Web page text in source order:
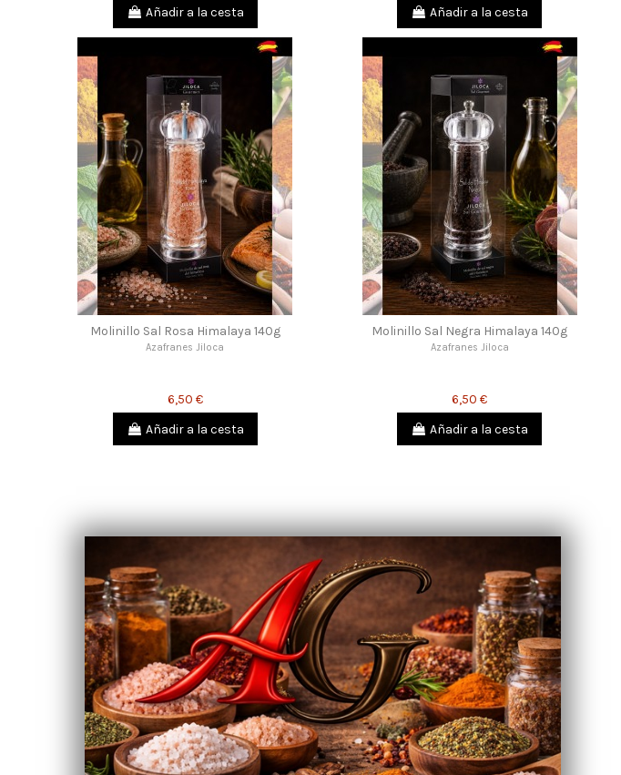
Añadir a la cesta
Añadir a la cesta
Molinillo Sal Rosa Himalaya 140g
Azafranes Jiloca
6,50 €
Añadir a la cesta
Molinillo Sal Negra Himalaya 140g
Azafranes Jiloca
6,50 €
Añadir a la cesta